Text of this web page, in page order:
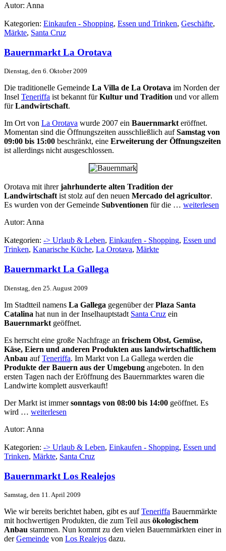
Autor: Anna
Kategorien: Einkaufen - Shopping, Essen und Trinken, Geschäfte,
Märkte, Santa Cruz
Bauernmarkt La Orotava
Dienstag, den 6. Oktober 2009
Die traditionelle Gemeinde La Villa de La Orotava im Norden der
Insel Teneriffa ist bekannt fürKultur und Tradition und vor allem
fürLandwirtschaft.
Im Ort von La Orotava wurde 2007 ein Bauernmarkt eröffnet.
Momentan sind die Öffnungszeiten ausschließlich aufSamstag von
09:00 bis 15:00 beschränkt, eine Erweiterung der Öffnungszeiten
ist allerdings nicht ausgeschlossen.
Orotava mit ihrerjahrhunderte alten Tradition der
Landwirtschaft ist stolz auf den neuen Mercado del agricultor.
Es wurden von der Gemeinde Subventionen für die … weiterlesen
Autor: Anna
Kategorien: -> Urlaub & Leben, Einkaufen - Shopping, Essen und
Trinken, Kanarische Küche, La Orotava, Märkte
Bauernmarkt La Gallega
Dienstag, den 25. August 2009
Im Stadtteil namens La Gallega gegenüber derPlaza Santa
Catalina hat nun in der Inselhauptstadt Santa Cruz ein
Bauernmarkt geöffnet.
Es herrscht eine große Nachfrage an frischem Obst, Gemüse,
Käse, Eiern und anderen Produkten aus landwirtschaftlichem
Anbau aufTeneriffa. Im Markt von La Gallega werden die
Produkte der Bauern aus der Umgebung angeboten. In den
ersten Tagen nach der Eröffnung des Bauernmarktes waren die
Landwirte komplett ausverkauft!
Der Markt ist immersonntags von 08:00 bis 14:00 geöffnet. Es
wird … weiterlesen
Autor: Anna
Kategorien: -> Urlaub & Leben, Einkaufen - Shopping, Essen und
Trinken, Märkte, Santa Cruz
Bauernmarkt Los Realejos
Samstag, den 11. April 2009
Wie wir bereits berichtet haben, gibt es aufTeneriffa Bauernmärkte
mit hochwertigen Produkten, die zum Teil aus ökologischem
Anbau stammen. Nun kommt zu den vielen Bauernmärkten einer in
derGemeinde von Los Realejos dazu.